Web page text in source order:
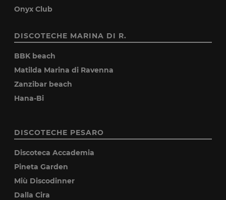
Onyx Club
DISCOTECHE MARINA DI R.
BBK beach
Matilda Marina di Ravenna
Zanzibar beach
Hana-Bi
DISCOTECHE PESARO
Discoteca Accademia
Pineta Garden
Miù Discodinner
Dalla Cira